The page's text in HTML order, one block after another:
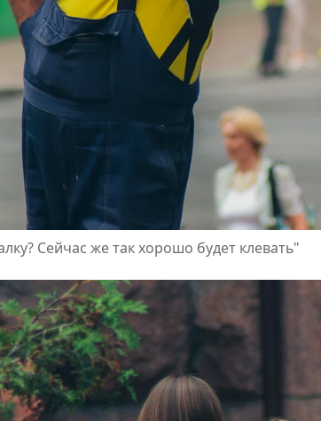
Сейчас же так хорошо будет клевать"